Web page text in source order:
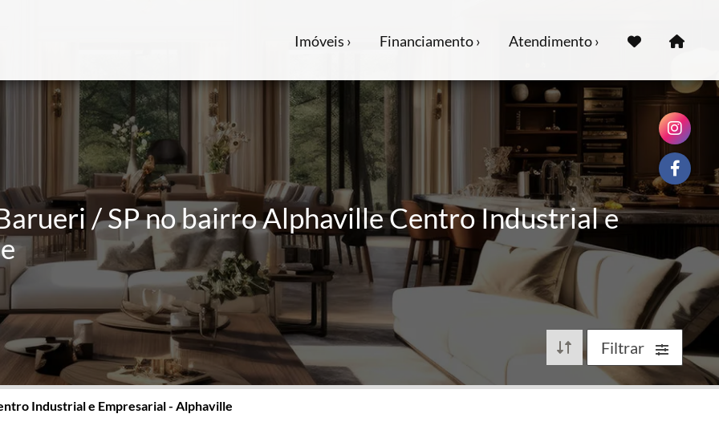
Imóveis › Financiamento › Atendimento ›
/ SP no bairro Alphaville Centro Industrial e
Filtrar
Industrial e Empresarial - Alphaville